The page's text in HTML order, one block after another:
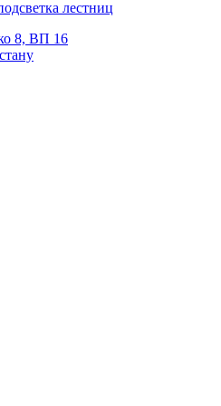
лестниц
8, ВП 16